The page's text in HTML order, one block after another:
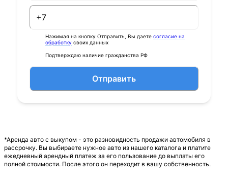
Нажимая на кнопку Отправить, Вы даете согласие на
обработку своих данных
Подтверждаю наличие гражданства РФ
Отправить
*Аренда авто с выкупом - это разновидность продажи автомобиля в
рассрочку. Вы выбираете нужное авто из нашего каталога и платите
ежедневный арендный платеж за его пользование до выплаты его
полной стоимости. После этого он переходит в вашу собственность.